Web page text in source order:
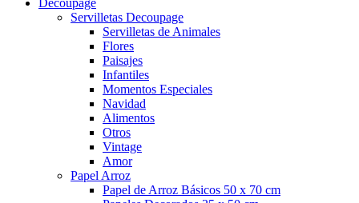
Servilletas Decoupage
Servilletas de Animales
Flores
Paisajes
Infantiles
Momentos Especiales
Navidad
Alimentos
Otros
Vintage
Amor
Papel Arroz
Papel de Arroz Básicos 50 x 70 cm